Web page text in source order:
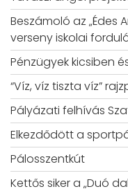
Beszámoló az „Édes
verseny iskolai
Pénzügyek kicsiben
“Víz, víz tiszta víz”
Pályázati felhívás
Elkezdődött a
Pálosszentkút
Kettős siker a „Duó